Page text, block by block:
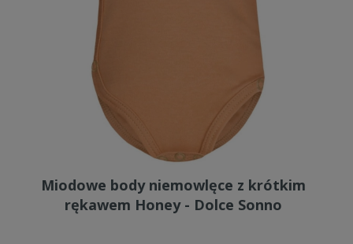
Miodowe body niemowlęce z krótkim
rękawem Honey - Dolce Sonno